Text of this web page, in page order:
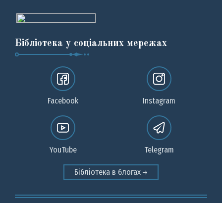
Бібліотека у соціальних мережах
Facebook Instagram
YouTube Telegram
Бібліотека в блогах